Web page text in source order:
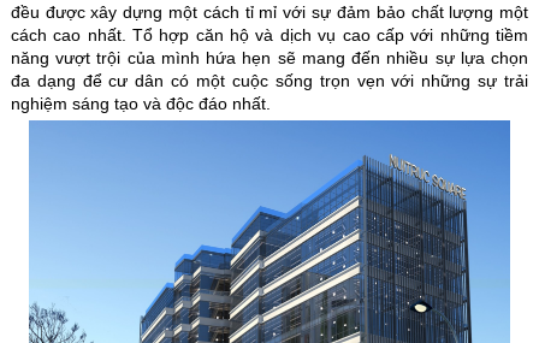
đều được xây dựng một cách tỉ mỉ với sự đảm bảo chất lượng một
cách cao nhất. Tổ hợp căn hộ và dịch vụ cao cấp với những tiềm
năng vượt trội của mình hứa hẹn sẽ mang đến nhiều sự lựa chọn
đa dạng để cư dân có một cuộc sống trọn vẹn với những sự trải
nghiệm sáng tạo và độc đáo nhất.